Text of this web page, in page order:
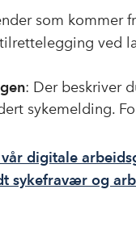
som kommer
ved
: Der beskriver
sykemelding.
digitale
sykefravær og